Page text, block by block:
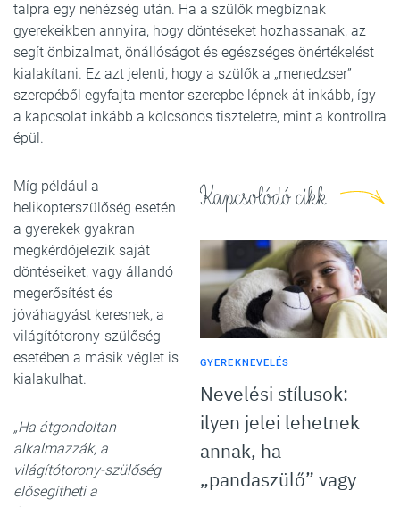
talpra egy nehézség után. Ha a szülők megbíznak
gyerekeikben annyira, hogy döntéseket hozhassanak, az
segít önbizalmat, önállóságot és egészséges önértékelést
kialakítani. Ez azt jelenti, hogy a szülők a „menedzser”
szerepéből egyfajta mentor szerepbe lépnek át inkább, így
a kapcsolat inkább a kölcsönös tiszteletre, mint a kontrollra
épül.
Kapcsolódó cikk
GYEREKNEVELÉS
Nevelési stílusok:
ilyen jelei lehetnek
annak, ha
„pandaszülő” vagy
Míg például a
helikopterszülőség esetén
a gyerekek gyakran
megkérdőjelezik saját
döntéseiket, vagy állandó
megerősítést és
jóváhagyást keresnek, a
világítótorony-szülőség
esetében a másik véglet is
kialakulhat.
„Ha átgondoltan
alkalmazzák, a
világítótorony-szülőség
elősegítheti a